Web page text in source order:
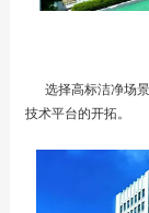
选择高标洁净场景
技术平台的开拓。